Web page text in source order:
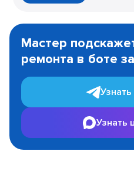
1
Мастер
ремонта в боте
Узнать
Узнать